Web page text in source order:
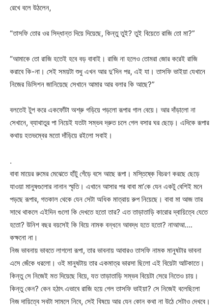
রেখে বলে উঠলেন,
“তাসফি তোর ওর সিদ্ধান্ত দিয়ে দিয়েছে, কিন্তু তুই? তুই বিয়েতে রাজি তো মা?”
“আমাকে তো রাজি হতেই হবে বড় বাবাই। রাজি না হলেও তোমরা জোর করেই রাজি
করাবে কি-না। সেই সময়টা শুধু এখন আর দু’দিন পর, এই যা। তাসফি ভাইয়া যেখানে
নিজের ডিসিশন জানিয়েছে সেখানে আমার আর বলার কি আছে?”
বলতেই টুপ করে একফোঁটা অশ্রু গড়িয়ে পড়লো রূপার গাল বেয়ে। আর দাঁড়ালো না
সেখানে, ব্যাথাতুর পা নিয়েই যতটা সম্ভব দ্রুত চলে গেল বসার ঘর ছেড়ে। এদিকে রূপার
কথায় হতভম্বের মতো দাঁড়িয়ে রইলো সবাই।
.
বাবা মায়ের রুমের মেঝেতে হাঁটু গেঁড়ে বসে আছে রূপা। মস্তিষ্কে বিচরণ করছে ছেড়ে
যাওয়া মানুষগুলোর নানান স্মৃতি। এখানে আসার পর বাবা মা’কে যেন একটু বেশিই মনে
পড়ছে রূপার, গতকাল থেকে যেন সেটা অধিক মাত্রায় রুপ নিয়েছে। বাবা মা আজ তার
সাথে থাকলে এইদিন গুলো কি দেখতে হতো তার? এত তাড়াতাড়ি কারোর দ্বায়িত্বে যেতে
হতো? উনিশ বছর বয়সেই কি বিয়ে নামক বন্ধনে আবদ্ধ হতে হতো? নাআআ….
কক্ষনো না।
নিজ ভাবনায় ভাবতে লাগলো রূপা, তার ভাবনায় আবারও তাসফি নামক মানুষটার ভাবনা
এসে জেঁকে ধরলো। ওই মানুষটায় তার একমাত্র ভারসা ছিলো এই বিয়েটা আটকাতে।
কিন্তু সে নিজেই মত দিয়েছে বিয়ে, যত তাড়াতাড়ি সম্ভব বিয়েটা সেরে নিতেও চায়।
কিন্তু কেন? কেন হঠাৎ এভাবে রাজি হয়ে গেল তাসফি ভাইয়া? সে নিজেই বলেছিলো
নিজ দায়িত্বে সবটা সামলে নিবে, সেই বিষয়ে আর যেন কোন কথা না উঠে সেটাও দেখবে।